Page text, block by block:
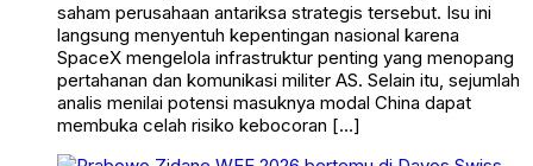
saham perusahaan antariksa strategis tersebut. Isu ini
langsung menyentuh kepentingan nasional karena
SpaceX mengelola infrastruktur penting yang menopang
pertahanan dan komunikasi militer AS. Selain itu, sejumlah
analis menilai potensi masuknya modal China dapat
membuka celah risiko kebocoran […]